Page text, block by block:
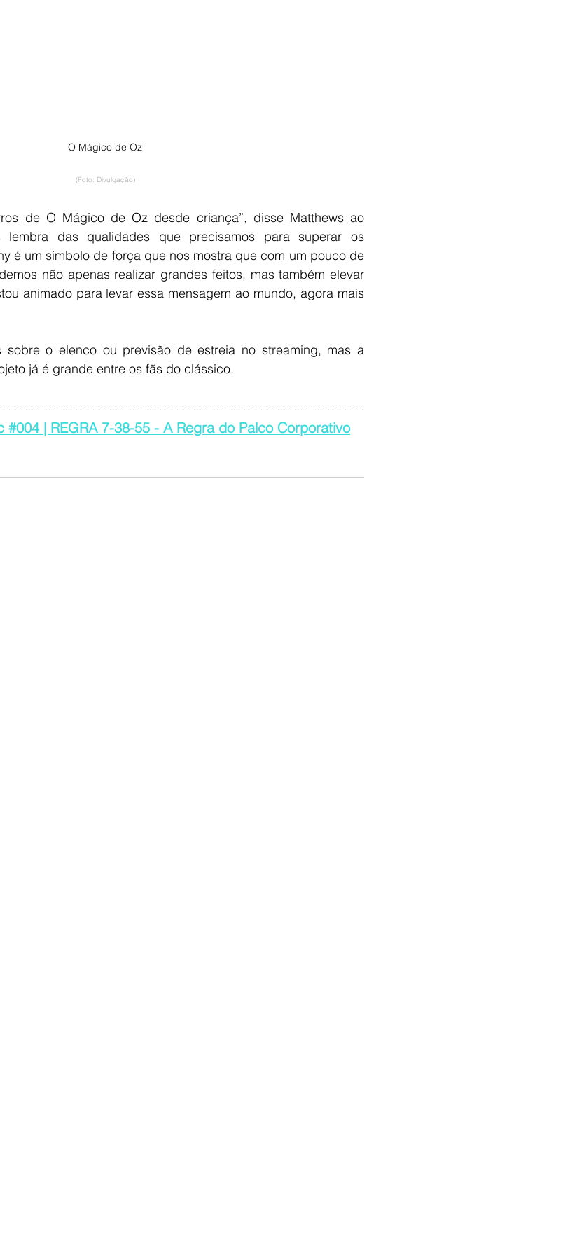
O Mágico de Oz
(Foto: Divulgação)
das qualidades que precisamos para superar os
é um símbolo de força que nos mostra que com um pouco de
não apenas realizar grandes feitos, mas também elevar
animado para levar essa mensagem ao mundo, agora mais
sobre o elenco ou previsão de estreia no streaming, mas a
já é grande entre os fãs do clássico.
#004 | REGRA 7-38-55 - A Regra do Palco Corporativo